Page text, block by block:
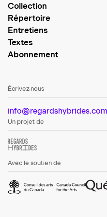
Collection
Répertoire
Entretiens
Textes
Abonnement
Écrivez-nous
info@regardshybrides.com
Un projet de
Avec le soutien de